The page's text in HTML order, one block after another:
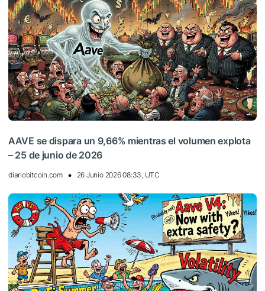
AAVE se dispara un 9,66% mientras el volumen explota
– 25 de junio de 2026
diariobitcoin.com 26 Junio 2026 08:33, UTC